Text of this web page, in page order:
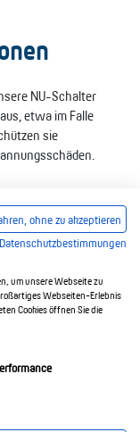
NU-Schalter
etwa im Falle
sie
GmbH
ohne zu akzeptieren
Datenschutzbestimmungen
um unsere Webseite zu
Webseiten-Erlebnis
Cookies öffnen Sie die